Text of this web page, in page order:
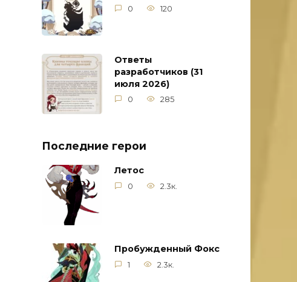
0 120
Ответы
разработчиков (31
июля 2026)
0 285
Последние герои
Летос
0 2.3к.
Пробужденный Фокс
1 2.3к.